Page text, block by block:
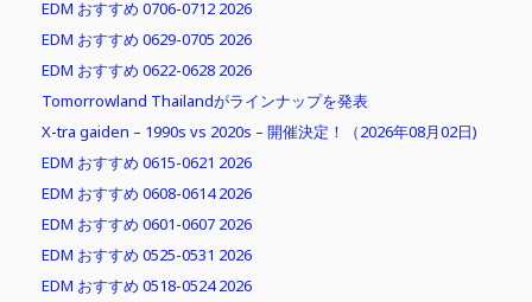
EDM おすすめ 0706-0712 2026
EDM おすすめ 0629-0705 2026
EDM おすすめ 0622-0628 2026
Tomorrowland Thailandがラインナップを発表
X-tra gaiden – 1990s vs 2020s – 開催決定！（2026年08月02日)
EDM おすすめ 0615-0621 2026
EDM おすすめ 0608-0614 2026
EDM おすすめ 0601-0607 2026
EDM おすすめ 0525-0531 2026
EDM おすすめ 0518-0524 2026